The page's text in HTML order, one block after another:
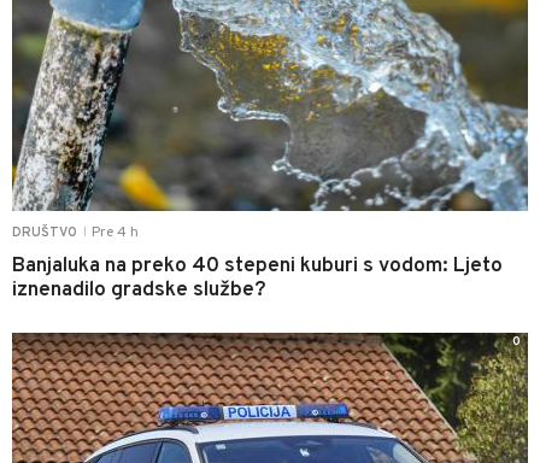
DRUŠTVO Pre 4 h
Banjaluka na preko 40 stepeni kuburi s vodom: Ljeto
iznenadilo gradske službe?
0